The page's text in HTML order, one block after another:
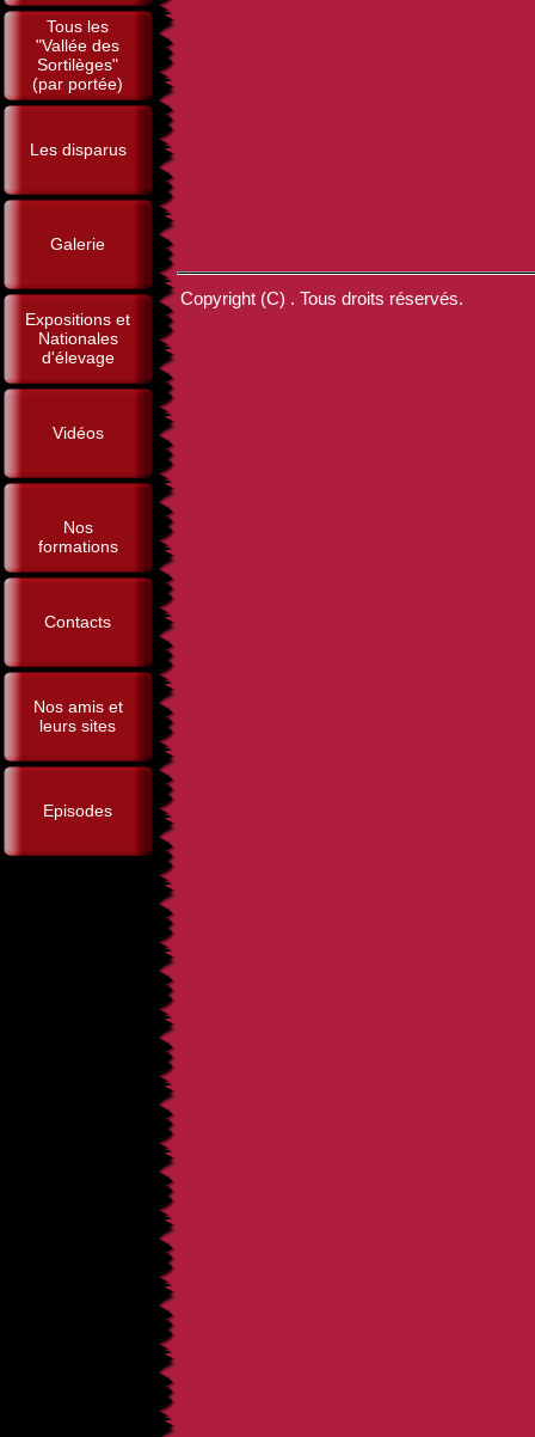
Tous les
"Vallée des
Sortilèges"
(par portée)
Les disparus
Galerie
Expositions et
Nationales
d'élevage
Vidéos
Nos
formations
Contacts
Nos amis et
leurs sites
Episodes
Copyright (C) . Tous droits réservés.